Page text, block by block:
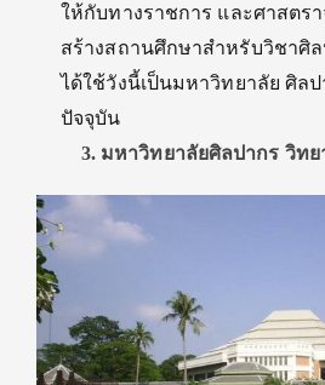
ให้กับทางราชการ และศาสตร
สร้างสถานศึกษาสำหรับวิชาศิ
ได้ใช้วังนี้เป็นมหาวิทยาลัย ศิล
ปัจจุบัน
3. มหาวิทยาลัยศิลปากร วิท